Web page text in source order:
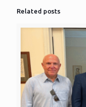
Related posts